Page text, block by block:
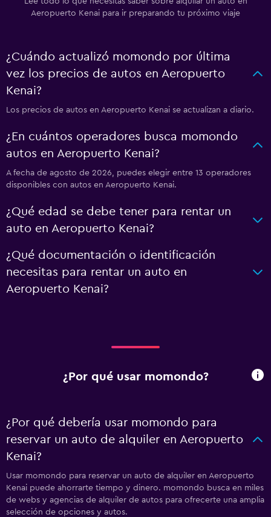
Aeropuerto Kenai para ir preparando tu próximo viaje
¿Cuándo actualizó momondo por última
vez los precios de autos en Aeropuerto
Kenai?
Los precios de autos en Aeropuerto Kenai se actualizan a diario.
¿En cuántos operadores busca momondo
autos en Aeropuerto Kenai?
A fecha de agosto de 2026, puedes elegir entre 13 operadores
disponibles con autos en Aeropuerto Kenai.
¿Qué edad se debe tener para rentar un
auto en Aeropuerto Kenai?
¿Qué documentación o identificación
necesitas para rentar un auto en
Aeropuerto Kenai?
¿Por qué usar momondo?
¿Por qué debería usar momondo para
reservar un auto de alquiler en Aeropuerto
Kenai?
Usar momondo para reservar un auto de alquiler en Aeropuerto
Kenai puede ahorrarte tiempo y dinero. momondo busca en miles
de webs y agencias de alquiler de autos para ofrecerte una amplia
selección de opciones y autos.